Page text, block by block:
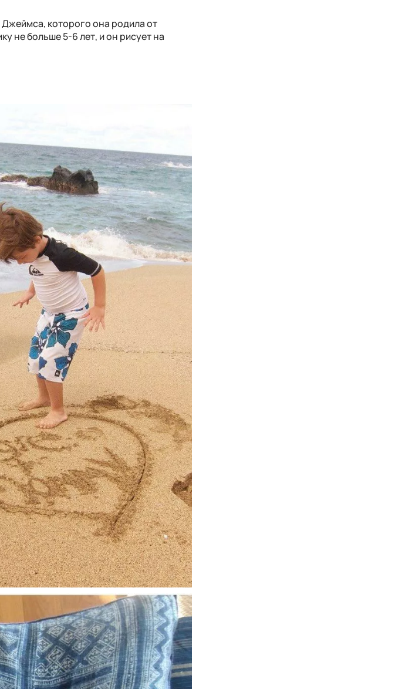
которого она родила от
не больше 5-6 лет, и он рисует на